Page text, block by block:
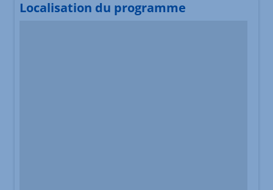
Localisation du programme